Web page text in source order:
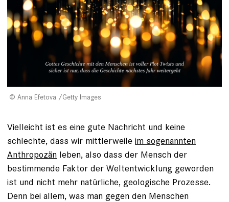
Anna Efetova /Getty Images
Vielleicht ist es eine gute Nachricht und keine
schlechte, dass wir mittlerweile im sogenannten
Anthropozän leben, also dass der Mensch der
bestimmende Faktor der Weltentwicklung geworden
ist und nicht mehr natürliche, geologische Prozesse.
Denn bei allem, was man gegen den Menschen